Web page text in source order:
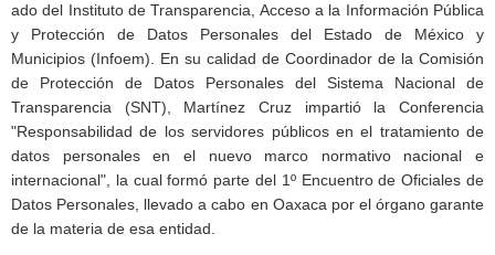
ado del Instituto de Transparencia, Acceso a la Información Pública
y Protección de Datos Personales del Estado de México y
Municipios (Infoem). En su calidad de Coordinador de la Comisión
de Protección de Datos Personales del Sistema Nacional de
Transparencia (SNT), Martínez Cruz impartió la Conferencia
"Responsabilidad de los servidores públicos en el tratamiento de
datos personales en el nuevo marco normativo nacional e
internacional", la cual formó parte del 1º Encuentro de Oficiales de
Datos Personales, llevado a cabo en Oaxaca por el órgano garante
de la materia de esa entidad.